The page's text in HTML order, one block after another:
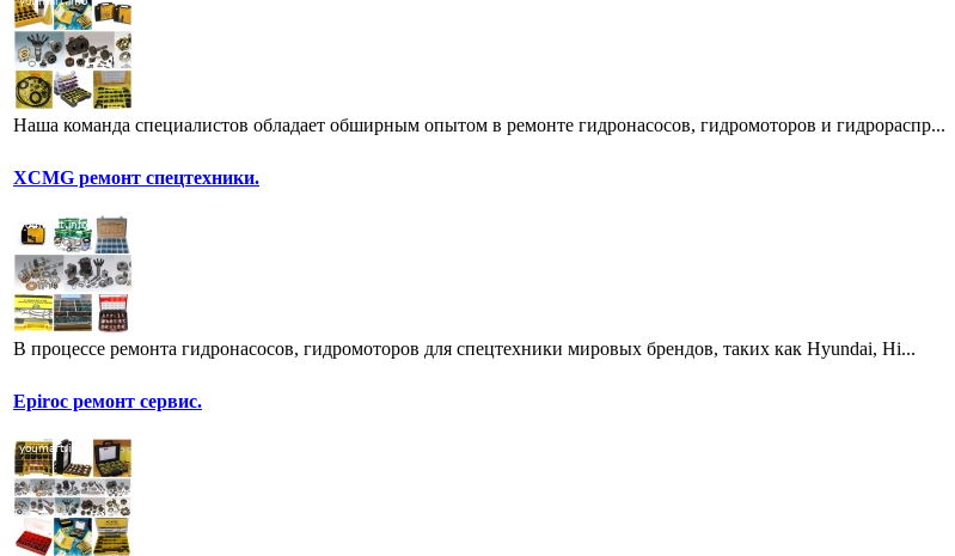
Наша команда специалистов обладает обширным опытом в ремонте гидронасосов, гидромоторов и гидрораспр...
XCMG ремонт спецтехники.
В процессе ремонта гидронасосов, гидромоторов для спецтехники мировых брендов, таких как Hyundai, Hi...
Epiroc ремонт сервис.